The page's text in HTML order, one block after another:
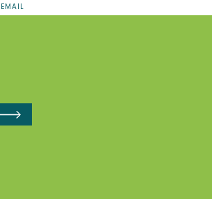
EMAIL